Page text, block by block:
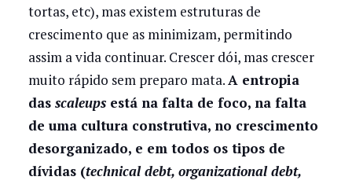
tortas, etc), mas existem estruturas de
crescimento que as minimizam, permitindo
assim a vida continuar. Crescer dói, mas crescer
muito rápido sem preparo mata.A entropia
das scaleupsestá na falta de foco, na falta
de uma cultura construtiva, no crescimento
desorganizado, e em todos os tipos de
dívidas (technical debt, organizational debt,